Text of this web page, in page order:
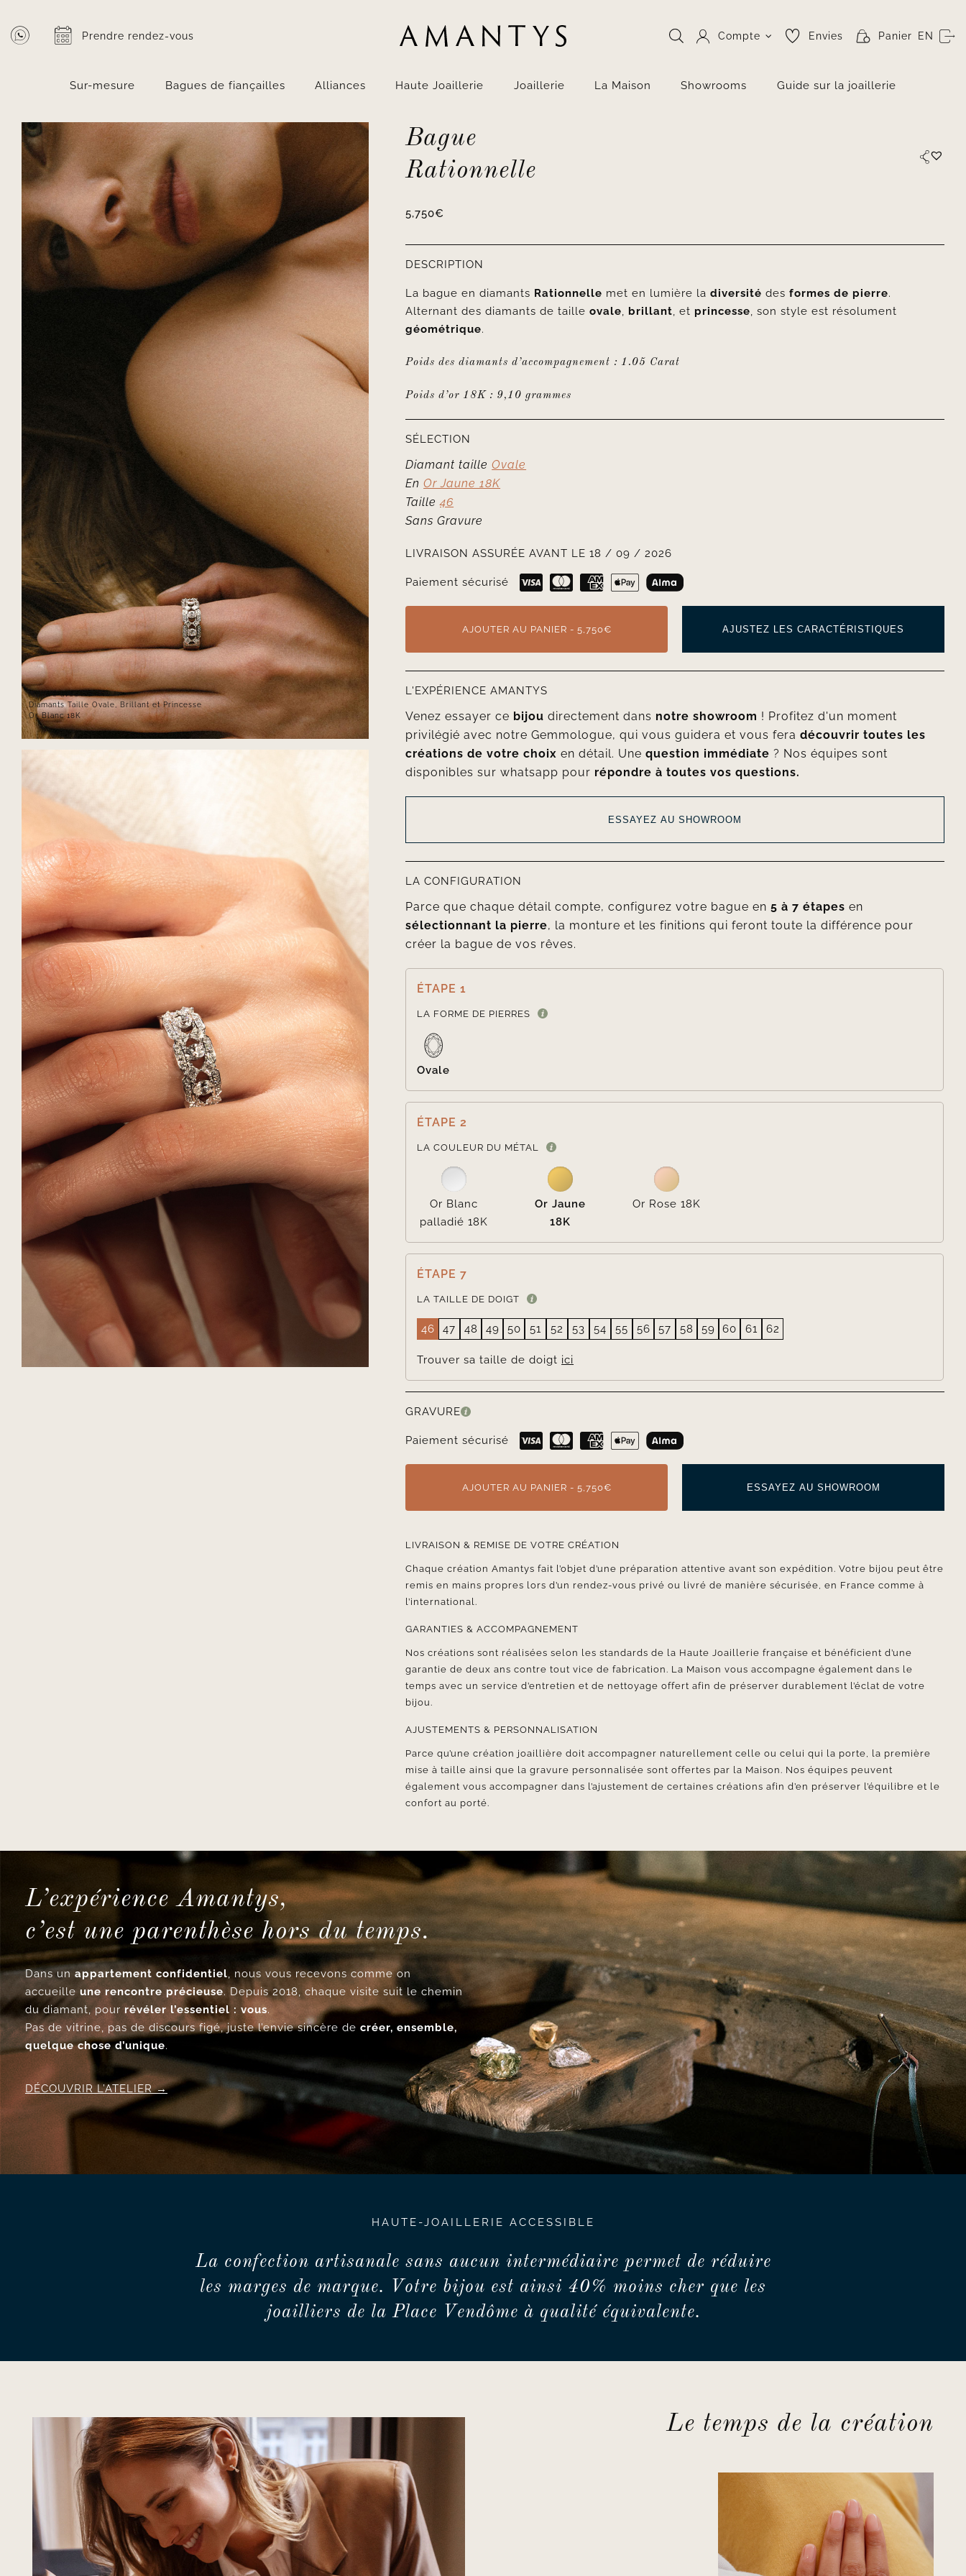
au
contenu
Prendre rendez-vous Compte Envies Panier EN
Sur-mesure Bagues de fiançailles Alliances Haute Joaillerie Joaillerie La Maison Showrooms Guide sur la joaillerie
Montré avec :
Diamants Taille Ovale, Brillant et Princesse
Or Blanc 18K
Bague
Rationnelle
5,750€
DESCRIPTION
La bague en diamants Rationnelle met en lumière ladiversité desformes de pierre.
Alternant des diamants de tailleovale, brillant, et princesse, son style est résolument
géométrique.
Poids des diamants d’accompagnement : 1.05 Carat
Poids d’or 18K : 9,10 grammes
SÉLECTION
Diamant tailleOvale
EnOr Jaune 18K
Taille46
Sans Gravure
LIVRAISON ASSURÉE AVANT LE 18 / 09 / 2026
Paiement sécurisé
AJOUTER AU PANIER - 5,750€ AJUSTEZ LES CARACTÉRISTIQUES
L'EXPÉRIENCE AMANTYS
Venez essayer ce bijou directement dans notre showroom ! Profitez d'un moment
privilégié avec notre Gemmologue, qui vous guidera et vous feradécouvrir toutes les
créations de votre choix en détail. Unequestion immédiate ? Nos équipes sont
disponibles sur whatsapp pour répondre à toutes vos questions.
ESSAYEZ AU SHOWROOM
LA CONFIGURATION
Parce que chaque détail compte, configurez votre bague en5 à 7 étapes en
sélectionnant la pierre, la monture et les finitions qui feront toute la différence pour
créer la bague de vos rêves.
ÉTAPE 1
LA FORME DE PIERRES
Ovale
ÉTAPE 2
LA COULEUR DU MÉTAL
Or Blanc
palladié 18K
Or Jaune
18K
Or Rose 18K
ÉTAPE 7
LA TAILLE DE DOIGT
46 47 48 49 50 51 52 53 54 55 56 57 58 59 60 61 62
Trouver sa taille de doigt ici
GRAVURE
Paiement sécurisé
AJOUTER AU PANIER - 5,750€ ESSAYEZ AU SHOWROOM
LIVRAISON & REMISE DE VOTRE CRÉATION
Chaque création Amantys fait l’objet d’une préparation attentive avant son expédition. Votre bijou peut être
remis en mains propres lors d’un rendez-vous privé ou livré de manière sécurisée, en France comme à
l’international.
GARANTIES & ACCOMPAGNEMENT
Nos créations sont réalisées selon les standards de la Haute Joaillerie française et bénéficient d’une
garantie de deux ans contre tout vice de fabrication. La Maison vous accompagne également dans le
temps avec un service d’entretien et de nettoyage offert afin de préserver durablement l’éclat de votre
bijou.
AJUSTEMENTS & PERSONNALISATION
Parce qu’une création joaillière doit accompagner naturellement celle ou celui qui la porte, la première
mise à taille ainsi que la gravure personnalisée sont offertes par la Maison. Nos équipes peuvent
également vous accompagner dans l’ajustement de certaines créations afin d’en préserver l’équilibre et le
confort au porté.
L’expérience Amantys,
c’est une parenthèse hors du temps.
Dans un appartement confidentiel, nous vous recevons comme on
accueille une rencontre précieuse. Depuis 2018, chaque visite suit le chemin
du diamant, pour révéler l’essentiel : vous.
Pas de vitrine, pas de discours figé, juste l’envie sincère de créer, ensemble,
quelque chose d’unique.
DÉCOUVRIR L’ATELIER
HAUTE-JOAILLERIE ACCESSIBLE
La confection artisanale sans aucun intermédiaire permet de réduire
les marges de marque. Votre bijou est ainsi 40% moins cher que les
joailliers de la Place Vendôme à qualité équivalente.
Le temps de la création